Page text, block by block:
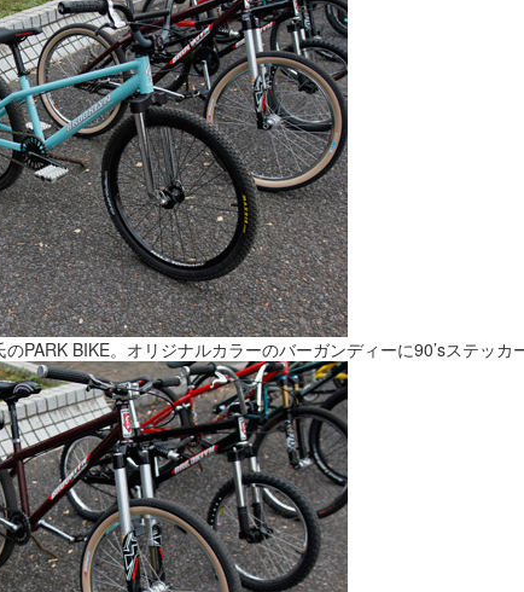
PARK BIKE。オリジナルカラーのバーガンディーに90’sステッ